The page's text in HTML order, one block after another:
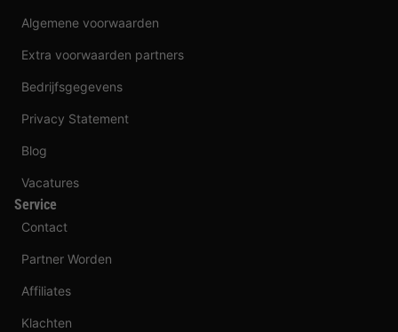
Algemene voorwaarden
Extra voorwaarden partners
Bedrijfsgegevens
Privacy Statement
Blog
Vacatures
Service
Contact
Partner Worden
Affiliates
Klachten